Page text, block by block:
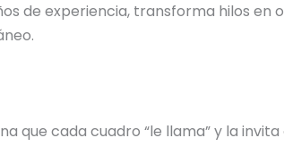
de experiencia, transforma hilos en
que cada cuadro “le llama” y la